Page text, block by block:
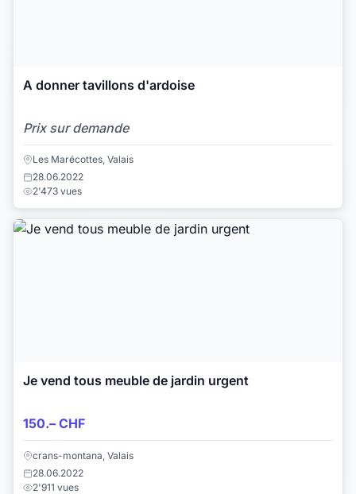
A donner tavillons d'ardoise
Prix sur demande
Les Marécottes, Valais
28.06.2022
2'473 vues
Je vend tous meuble de jardin urgent
150.– CHF
crans-montana, Valais
28.06.2022
2'911 vues